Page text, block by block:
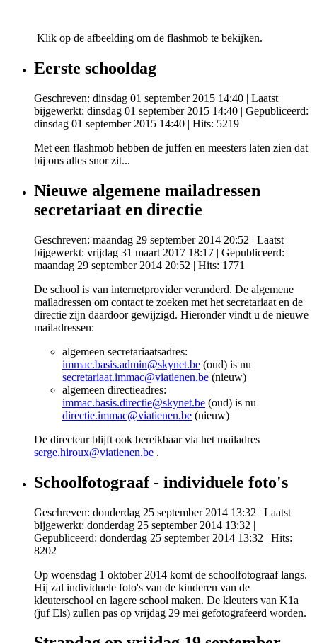
Klik op de afbeelding om de flashmob te bekijken.
Eerste schooldag
Geschreven: dinsdag 01 september 2015 14:40 | Laatst
bijgewerkt: dinsdag 01 september 2015 14:40 | Gepubliceerd:
dinsdag 01 september 2015 14:40 | Hits: 5219
Met een flashmob hebben de juffen en meesters laten zien dat
bij ons alles snor zit...
Nieuwe algemene mailadressen
secretariaat en directie
Geschreven: maandag 29 september 2014 20:52 | Laatst
bijgewerkt: vrijdag 31 maart 2017 18:17 | Gepubliceerd:
maandag 29 september 2014 20:52 | Hits: 1771
De school is van internetprovider veranderd. De algemene
mailadressen om contact te zoeken met het secretariaat en de
directie zijn daardoor gewijzigd. Hieronder vindt u de nieuwe
mailadressen:
algemeen secretariaatsadres:
immac.basis.admin@skynet.be (oud) is nu
secretariaat.immac@viatienen.be (nieuw)
algemeen directieadres:
immac.basis.directie@skynet.be (oud) is nu
directie.immac@viatienen.be (nieuw)
De directeur blijft ook bereikbaar via het mailadres
serge.hiroux@viatienen.be .
Schoolfotograaf - individuele foto's
Geschreven: donderdag 25 september 2014 13:32 | Laatst
bijgewerkt: donderdag 25 september 2014 13:32 |
Gepubliceerd: donderdag 25 september 2014 13:32 | Hits:
8202
Op woensdag 1 oktober 2014 komt de schoolfotograaf langs.
Hij zal individuele foto's van de kinderen van de
kleuterschool en lagere school maken. De kleuters van K1a
(juf Els) zullen pas op vrijdag 29 mei gefotografeerd worden.